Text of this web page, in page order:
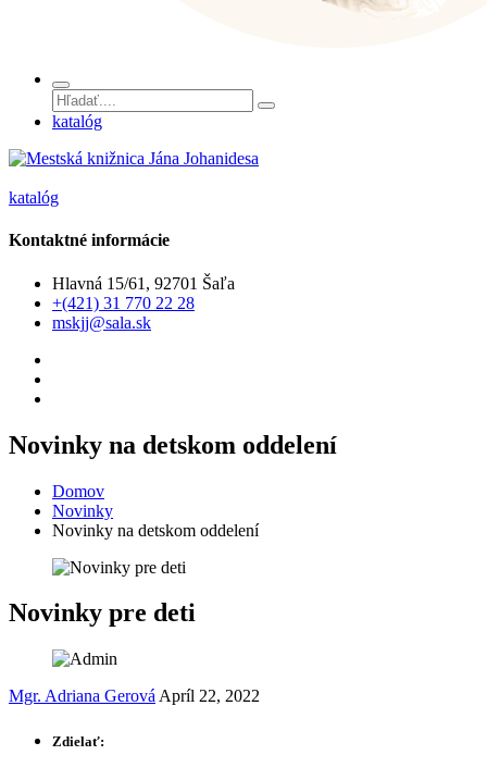
katalóg
katalóg
Kontaktné informácie
Hlavná 15/61, 92701 Šaľa
+(421) 31 770 22 28
mskjj@sala.sk
Novinky na detskom oddelení
Domov
Novinky
Novinky na detskom oddelení
Novinky pre deti
Mgr. Adriana Gerová Apríl 22, 2022
Zdielať: